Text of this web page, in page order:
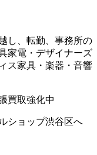
し、転勤、事務所の
家電・デザイナーズ
ス家具・楽器・音響
買取強化中
ショップ渋谷区へ